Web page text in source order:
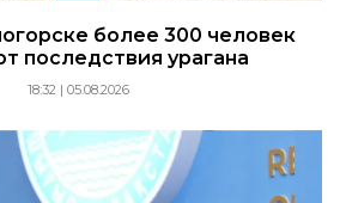
более 300 человек
последствия урагана
18:32 | 05.08.2026